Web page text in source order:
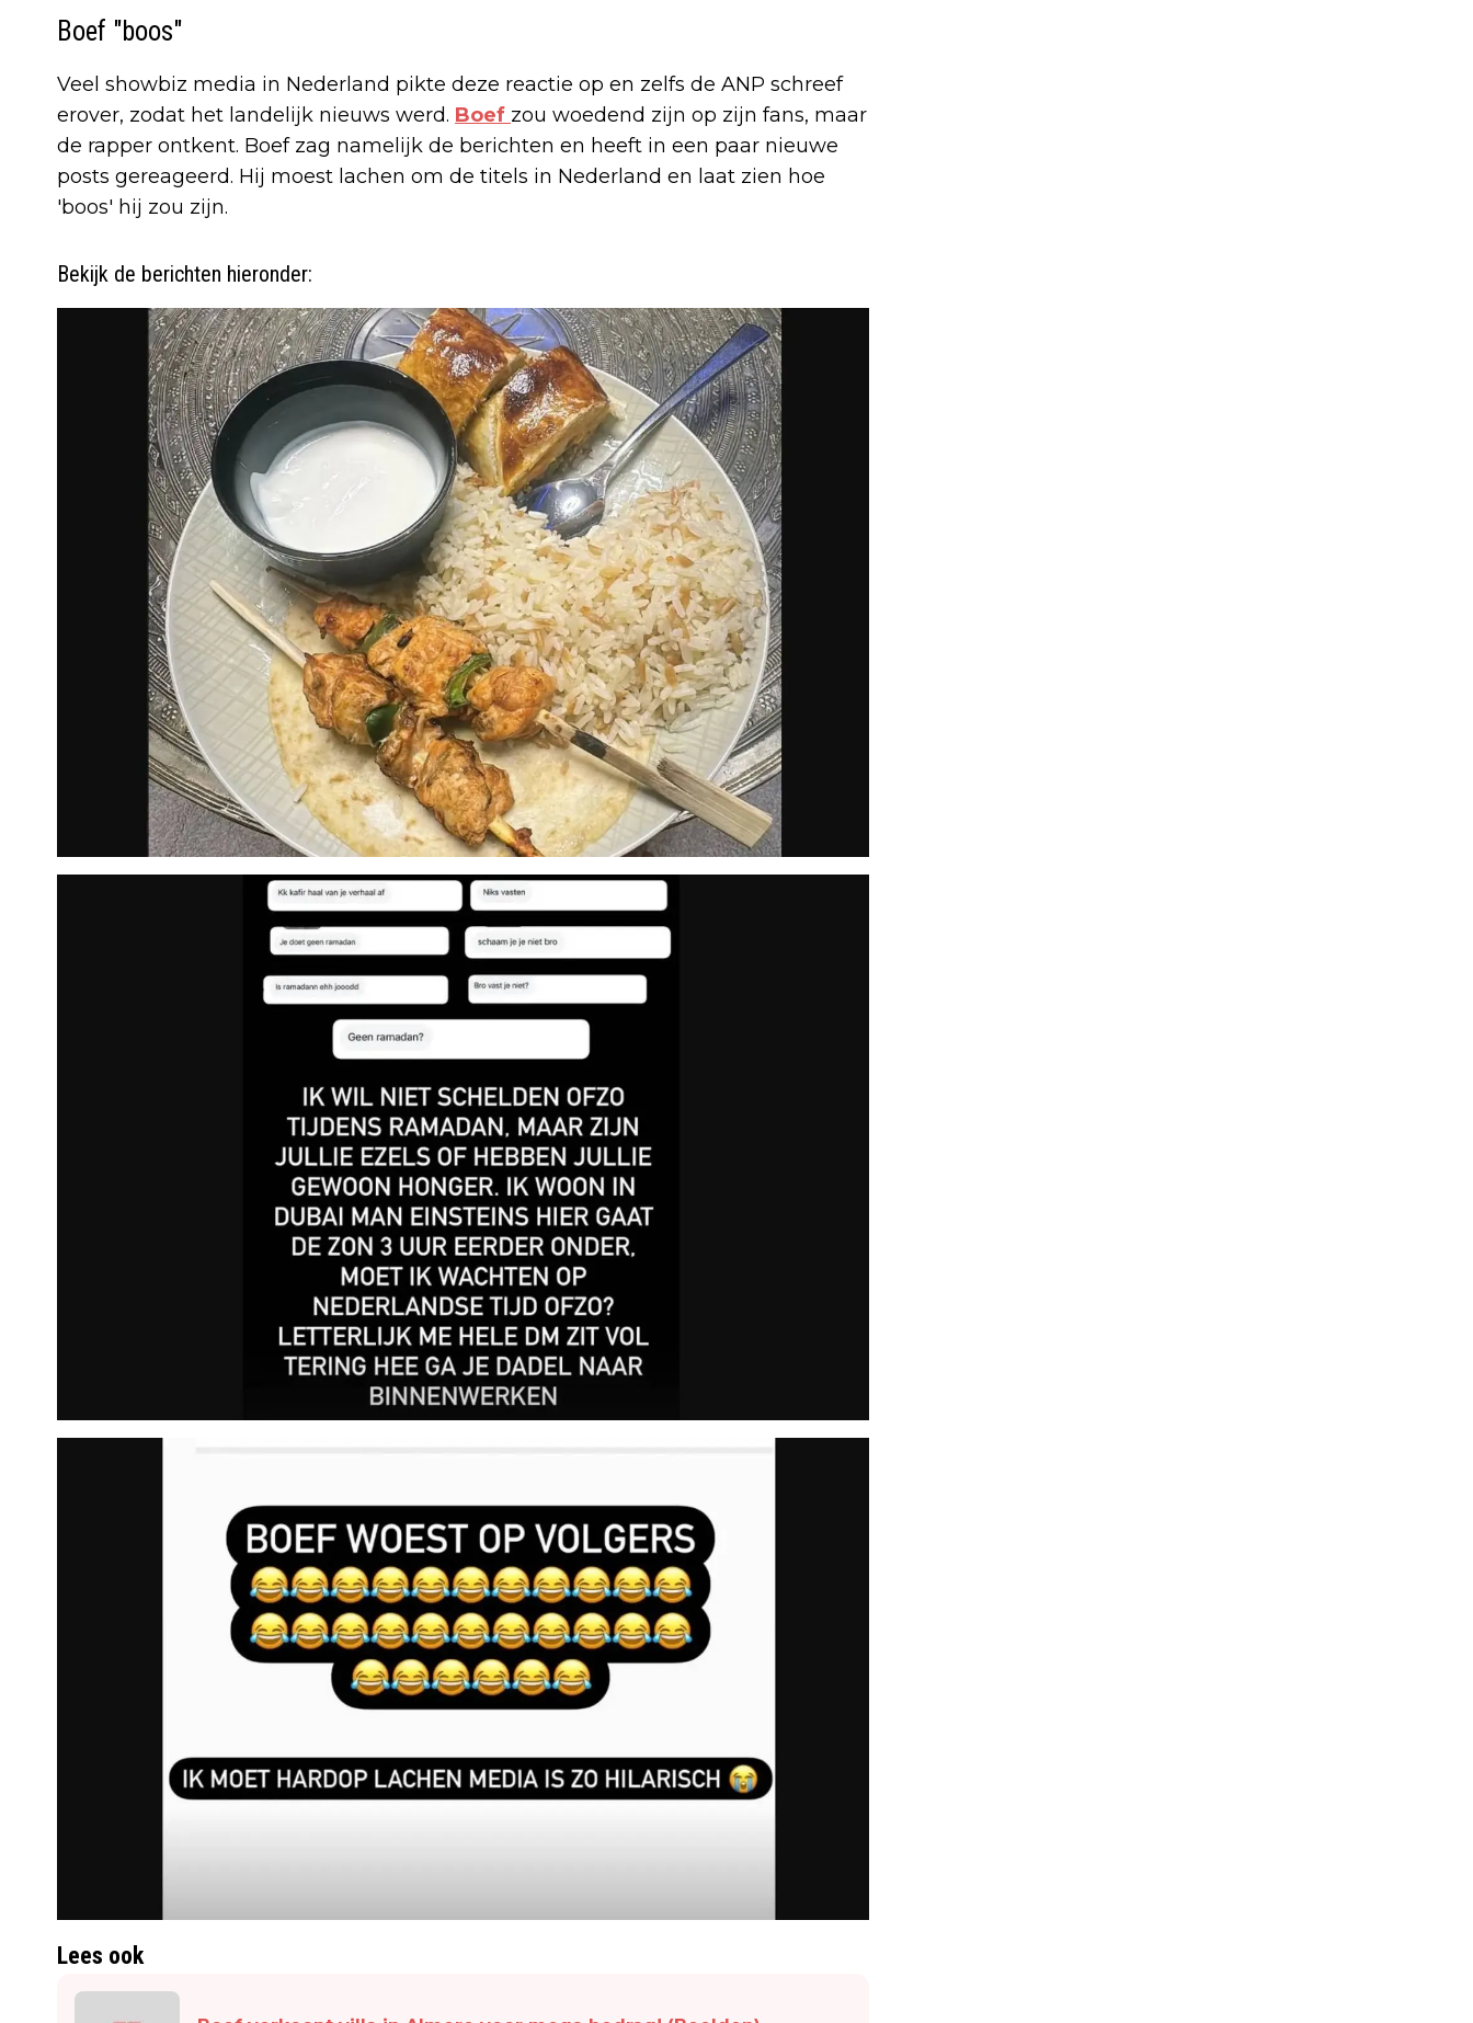
Boef "boos"
Veel showbiz media in Nederland pikte deze reactie op en zelfs de ANP schreef
erover, zodat het landelijk nieuws werd. Boef zou woedend zijn op zijn fans, maar
de rapper ontkent. Boef zag namelijk de berichten en heeft in een paar nieuwe
posts gereageerd. Hij moest lachen om de titels in Nederland en laat zien hoe
'boos' hij zou zijn.
Bekijk de berichten hieronder:
Lees ook